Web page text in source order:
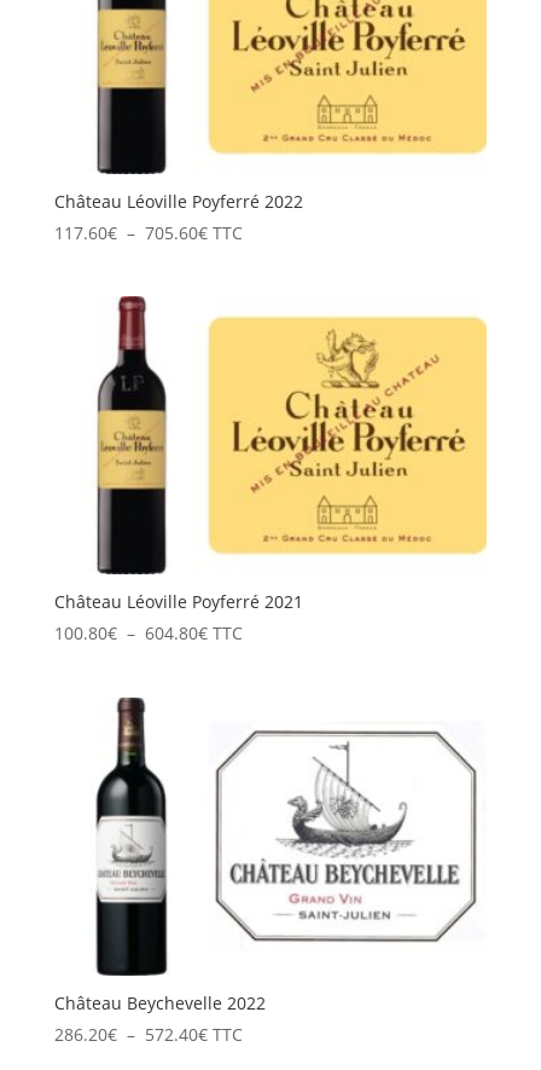
Château Léoville Poyferré 2022
117.60€ – 705.60€Plage
117.60€
TTC
Château Léoville Poyferré 2021
100.80€ – 604.80€Plage
604.80€
TTC
Château Beychevelle 2022
286.20€ – 572.40€Plage
TTC